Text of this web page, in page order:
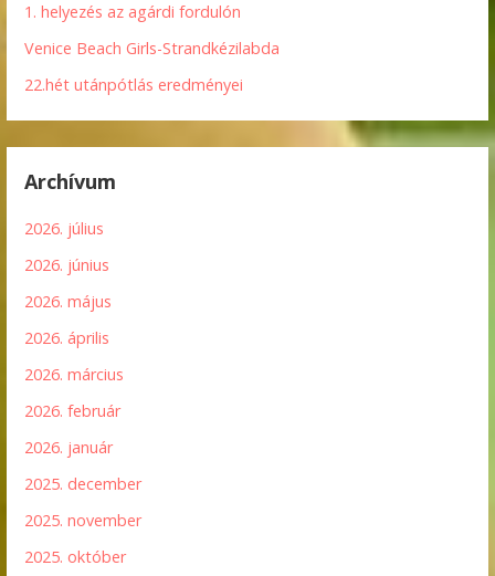
1. helyezés az agárdi fordulón
Venice Beach Girls-Strandkézilabda
22.hét utánpótlás eredményei
Archívum
2026. július
2026. június
2026. május
2026. április
2026. március
2026. február
2026. január
2025. december
2025. november
2025. október